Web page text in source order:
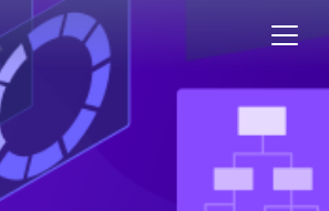
苹果应用商店优化
安卓应用商店优化